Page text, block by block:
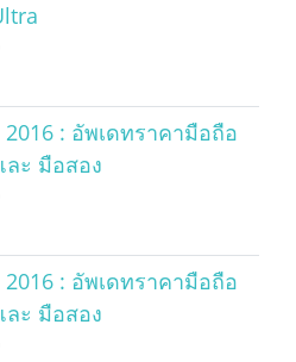
: อัพเดทราคามือถือ
ละ มือสอง
: อัพเดทราคามือถือ
ละ มือสอง